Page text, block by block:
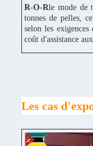
R-O-Rle mode de
tonnes de pelles,
selon les
coût d'assistance
Les cas